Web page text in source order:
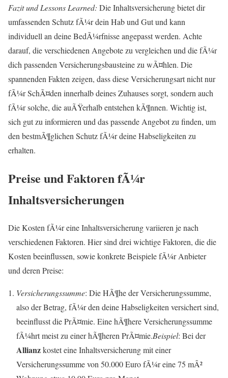
Fazit und Lessons Learned: Die Inhaltsversicherung bietet dir
umfassenden Schutz fÃ¼r dein Hab und Gut und kann
individuell an deine BedÃ¼rfnisse angepasst werden. Achte
darauf, die verschiedenen Angebote zu vergleichen und die fÃ¼r
dich passenden Versicherungsbausteine zu wÃ¤hlen. Die
spannenden Fakten zeigen, dass diese Versicherungsart nicht nur
fÃ¼r SchÃ¤den innerhalb deines Zuhauses sorgt, sondern auch
fÃ¼r solche, die auÃŸerhalb entstehen kÃ¶nnen. Wichtig ist,
sich gut zu informieren und das passende Angebot zu finden, um
den bestmÃ¶glichen Schutz fÃ¼r deine Habseligkeiten zu
erhalten.
Preise und Faktoren fÃ¼r
Inhaltsversicherungen
Die Kosten fÃ¼r eine Inhaltsversicherung variieren je nach
verschiedenen Faktoren. Hier sind drei wichtige Faktoren, die die
Kosten beeinflussen, sowie konkrete Beispiele fÃ¼r Anbieter
und deren Preise:
Versicherungssumme: Die HÃ¶he der Versicherungssumme,
also der Betrag, fÃ¼r den deine Habseligkeiten versichert sind,
beeinflusst die PrÃ¤mie. Eine hÃ¶here Versicherungssumme
fÃ¼hrt meist zu einer hÃ¶heren PrÃ¤mie.Beispiel: Bei der
Allianzkostet eine Inhaltsversicherung mit einer
Versicherungssumme von 50.000 Euro fÃ¼r eine 75 mÂ²